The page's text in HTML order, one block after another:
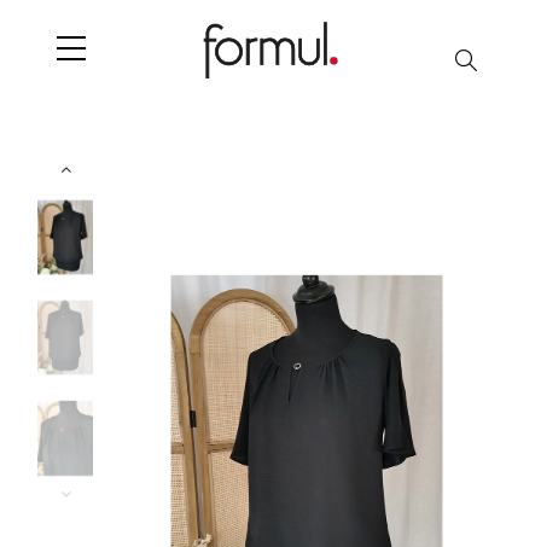
Chercher